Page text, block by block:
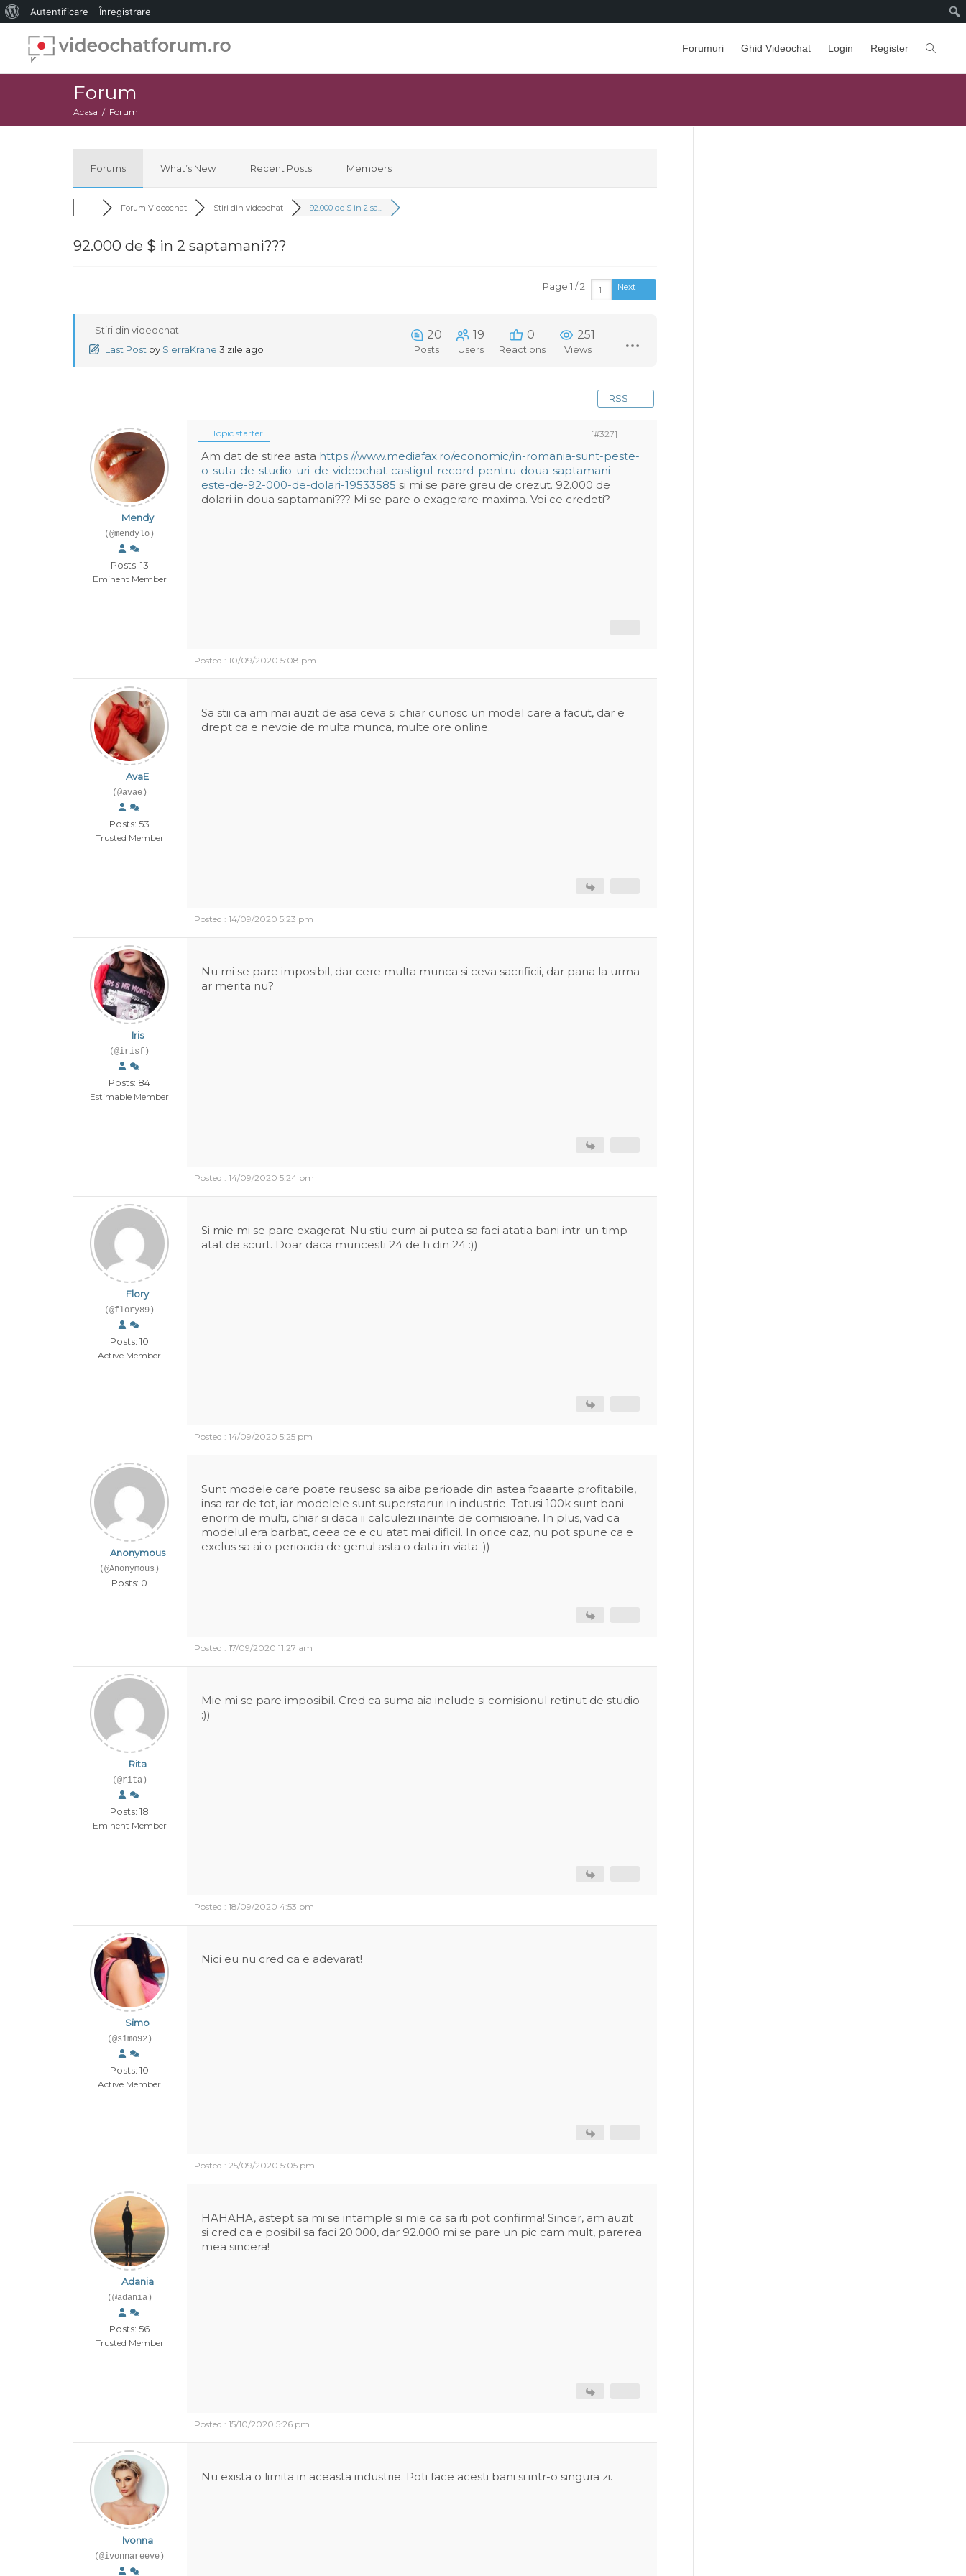
Despre
WordPress
Autentificare Înregistrare
Forumuri Ghid Videochat Login Register
Forum
Acasa Forum
Forums What’s New Recent Posts Members
Forum Videochat Stiri din videochat 92.000 de $ in 2 sa...
92.000 de $ in 2 saptamani???
Page 1 / 2 Next
Stiri din videochat
Last Post by SierraKrane 3 zile ago
20
Posts
19
Users
0
Reactions
251
Views
RSS
Mendy
(@mendylo)
Posts: 13
Eminent Member
Topic starter [#327]
Am dat de stirea asta https://www.mediafax.ro/economic/in-romania-sunt-peste-
o-suta-de-studio-uri-de-videochat-castigul-record-pentru-doua-saptamani-
este-de-92-000-de-dolari-19533585 si mi se pare greu de crezut. 92.000 de
dolari in doua saptamani??? Mi se pare o exagerare maxima. Voi ce credeti?
Posted : 10/09/2020 5:08 pm
AvaE
(@avae)
Posts: 53
Trusted Member
Sa stii ca am mai auzit de asa ceva si chiar cunosc un model care a facut, dar e
drept ca e nevoie de multa munca, multe ore online.
Posted : 14/09/2020 5:23 pm
Iris
(@irisf)
Posts: 84
Estimable Member
Nu mi se pare imposibil, dar cere multa munca si ceva sacrificii, dar pana la urma
ar merita nu?
Posted : 14/09/2020 5:24 pm
Flory
(@flory89)
Posts: 10
Active Member
Si mie mi se pare exagerat. Nu stiu cum ai putea sa faci atatia bani intr-un timp
atat de scurt. Doar daca muncesti 24 de h din 24 :))
Posted : 14/09/2020 5:25 pm
Anonymous
(@Anonymous)
Posts: 0
Sunt modele care poate reusesc sa aiba perioade din astea foaaarte profitabile,
insa rar de tot, iar modelele sunt superstaruri in industrie. Totusi 100k sunt bani
enorm de multi, chiar si daca ii calculezi inainte de comisioane. In plus, vad ca
modelul era barbat, ceea ce e cu atat mai dificil. In orice caz, nu pot spune ca e
exclus sa ai o perioada de genul asta o data in viata :))
Posted : 17/09/2020 11:27 am
Rita
(@rita)
Posts: 18
Eminent Member
Mie mi se pare imposibil. Cred ca suma aia include si comisionul retinut de studio
:))
Posted : 18/09/2020 4:53 pm
Simo
(@simo92)
Posts: 10
Active Member
Nici eu nu cred ca e adevarat!
Posted : 25/09/2020 5:05 pm
Adania
(@adania)
Posts: 56
Trusted Member
HAHAHA, astept sa mi se intample si mie ca sa iti pot confirma! Sincer, am auzit
si cred ca e posibil sa faci 20.000, dar 92.000 mi se pare un pic cam mult, parerea
mea sincera!
Posted : 15/10/2020 5:26 pm
Ivonna
(@ivonnareeve)
Nu exista o limita in aceasta industrie. Poti face acesti bani si intr-o singura zi.